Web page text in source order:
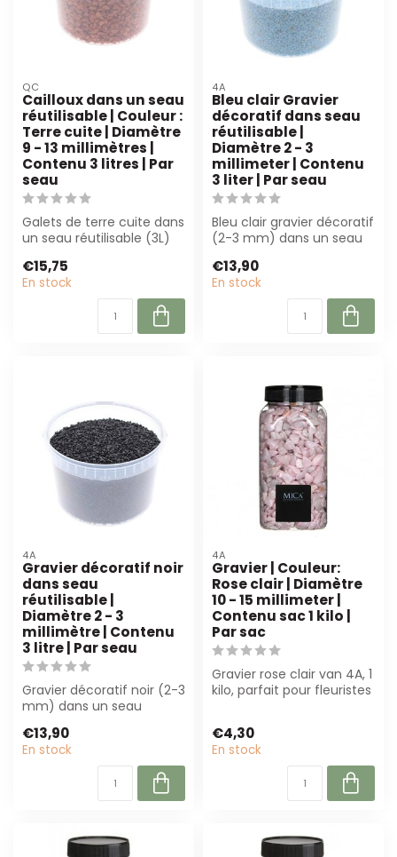
QC
Cailloux dans un seau
réutilisable | Couleur :
Terre cuite | Diamètre
9 - 13 millimètres |
Contenu 3 litres | Par
seau
Galets de terre cuite dans
un seau réutilisable (3L)
mm...
€15,75
En stock
4A
Bleu clair Gravier
décoratif dans seau
réutilisable |
Diamètre 2 - 3
millimeter | Contenu
3 liter | Par seau
Bleu clair gravier décoratif
(2-3 mm) dans un seau
€13,90
En stock
4A
Gravier décoratif noir
dans seau
réutilisable |
Diamètre 2 - 3
millimètre | Contenu
3 litre | Par seau
Gravier décoratif noir (2-3
mm) dans un seau
Parfait po...
€13,90
En stock
4A
Gravier | Couleur:
Rose clair | Diamètre
10 - 15 millimeter |
Contenu sac 1 kilo |
Par sac
Gravier rose clair van 4A, 1
kilo, parfait pour fleuristes
€4,30
En stock